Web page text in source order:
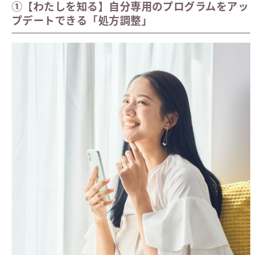
①【わたしを知る】自分専用のプログラムをアッ
プデートできる「処方調整」